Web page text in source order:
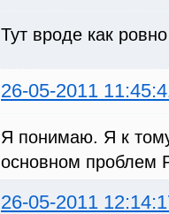
Тут вроде как
26-05-2011
Я понимаю. Я к
основном проблем
26-05-2011